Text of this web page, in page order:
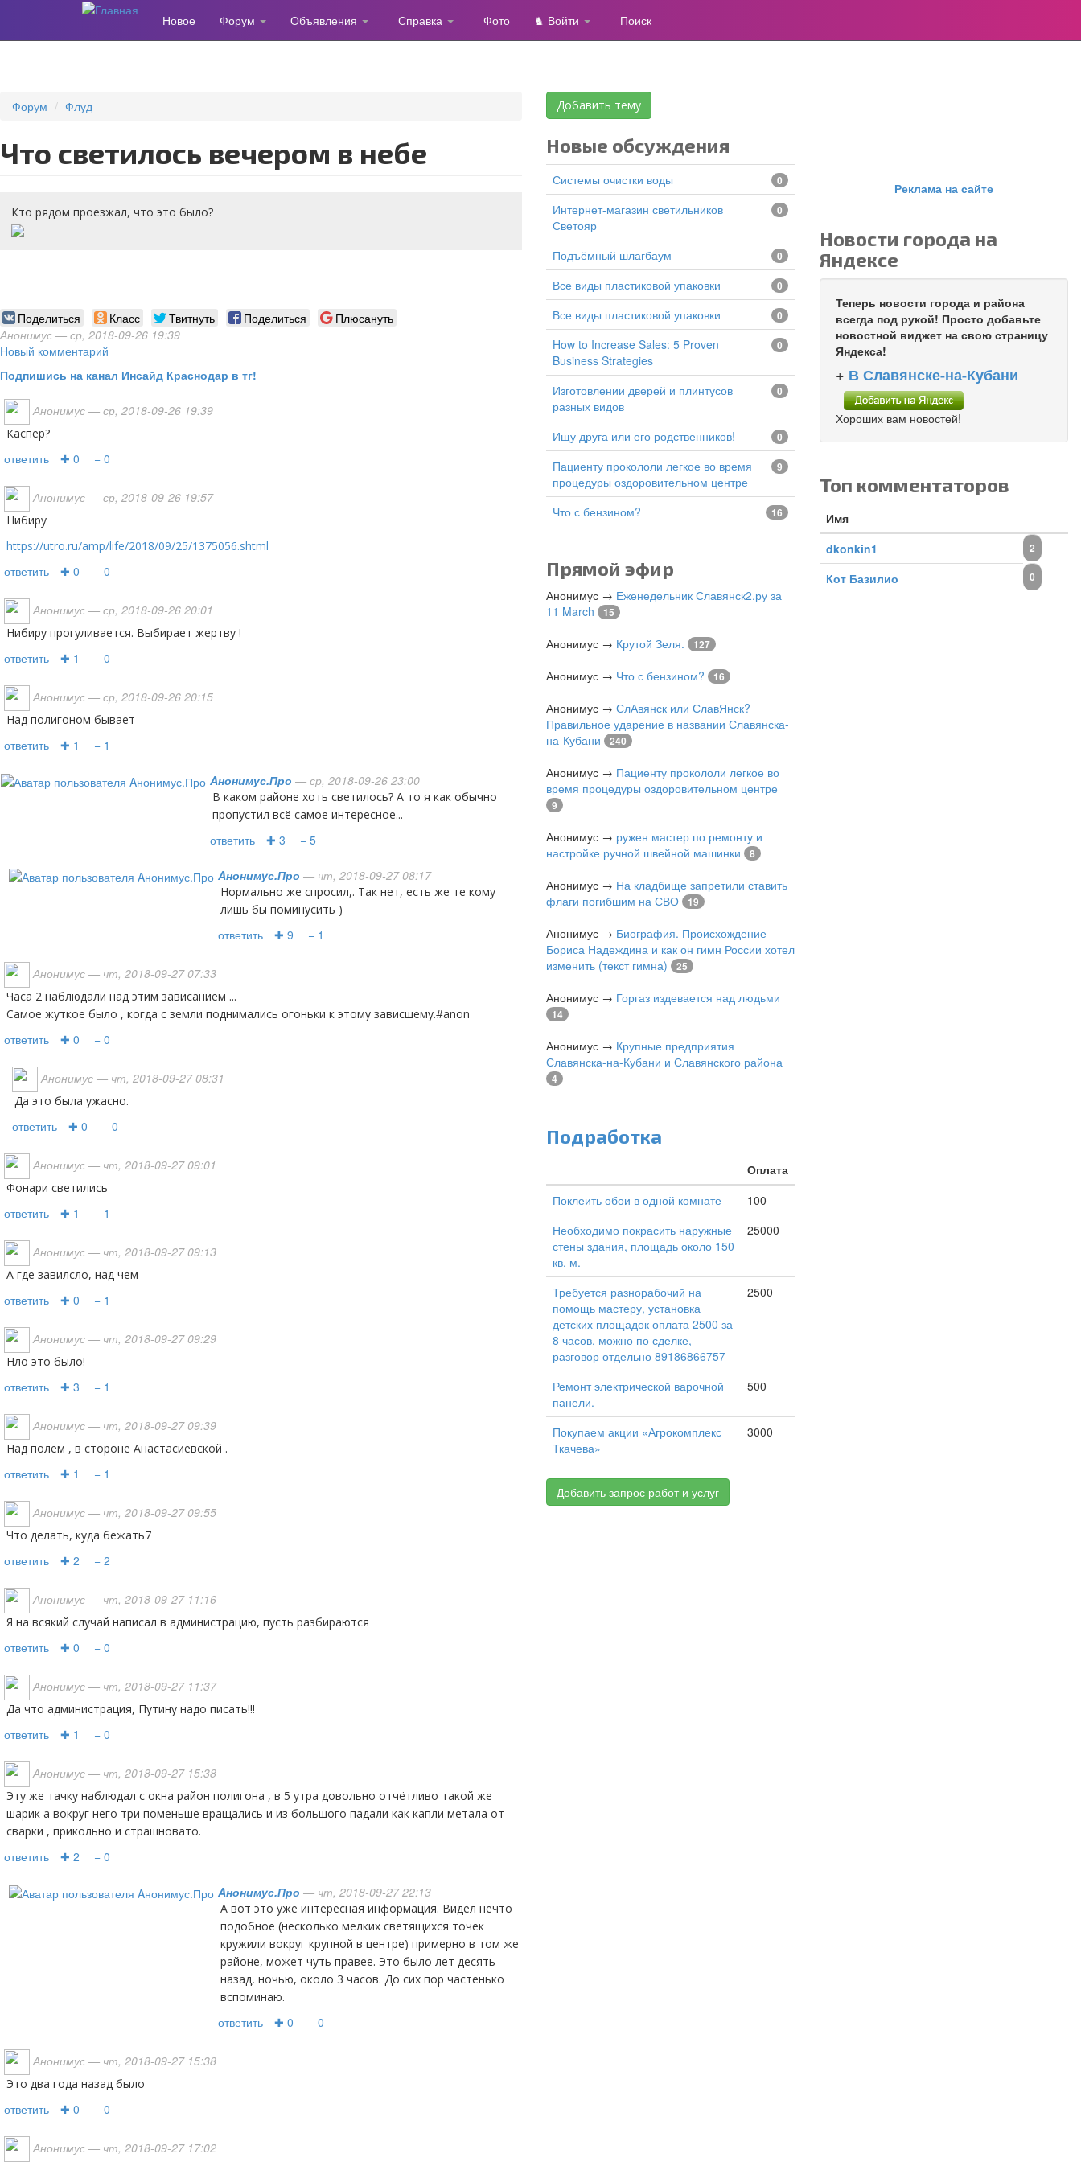
Новое Форум Объявления Справка Фото ♞ Войти Поиск
Форум Флуд
Что светилось вечером в небе
Кто рядом проезжал, что это было?
Поделиться Класс Твитнуть Поделиться
Плюсануть
Анонимус — ср, 2018-09-26 19:39
Новый комментарий
Подпишись на канал Инсайд Краснодар в тг!
Анонимус — ср, 2018-09-26 19:39
Каспер?
ответить ✚ 0 − 0
Анонимус — ср, 2018-09-26 19:57
Нибиру
https://utro.ru/amp/life/2018/09/25/1375056.shtml
ответить ✚ 0 − 0
Анонимус — ср, 2018-09-26 20:01
Нибиру прогуливается. Выбирает жертву !
ответить ✚ 1 − 0
Анонимус — ср, 2018-09-26 20:15
над полигоном бывает
ответить ✚ 1 − 1
Aнонимус.Про — ср, 2018-09-26 23:00
В каком районе хоть светилось? А то я как обычно
пропустил всё самое интересное...
ответить ✚ 3 − 5
Aнонимус.Про — чт, 2018-09-27 08:17
Нормально же спросил,. Так нет, есть же те кому
лишь бы поминусить )
ответить ✚ 9 − 1
Анонимус — чт, 2018-09-27 07:33
Часа 2 наблюдали над этим зависанием ...
Самое жуткое было , когда с земли поднимались огоньки к этому зависшему.#anon
ответить ✚ 0 − 0
Анонимус — чт, 2018-09-27 08:31
да это была ужасно.
ответить ✚ 0 − 0
Анонимус — чт, 2018-09-27 09:01
Фонари светились
ответить ✚ 1 − 1
Анонимус — чт, 2018-09-27 09:13
А где завилсло, над чем
ответить ✚ 0 − 1
Анонимус — чт, 2018-09-27 09:29
нло это было!
ответить ✚ 3 − 1
Анонимус — чт, 2018-09-27 09:39
Над полем , в стороне Анастасиевской .
ответить ✚ 1 − 1
Анонимус — чт, 2018-09-27 09:55
Что делать, куда бежать7
ответить ✚ 2 − 2
Анонимус — чт, 2018-09-27 11:16
Я на всякий случай написал в администрацию, пусть разбираются
ответить ✚ 0 − 0
Анонимус — чт, 2018-09-27 11:37
Да что администрация, Путину надо писать!!!
ответить ✚ 1 − 0
Анонимус — чт, 2018-09-27 15:38
Эту же тачку наблюдал с окна район полигона , в 5 утра довольно отчётливо такой же
шарик а вокруг него три поменьше вращались и из большого падали как капли метала от
сварки , прикольно и страшновато.
ответить ✚ 2 − 0
Aнонимус.Про — чт, 2018-09-27 22:13
А вот это уже интересная информация. Видел нечто
подобное (несколько мелких светящихся точек
кружили вокруг крупной в центре) примерно в том же
районе, может чуть правее. Это было лет десять
назад, ночью, около 3 часов. До сих пор частенько
вспоминаю.
ответить ✚ 0 − 0
Анонимус — чт, 2018-09-27 15:38
Это два года назад было
ответить ✚ 0 − 0
Анонимус — чт, 2018-09-27 17:02
Добавить тему
Новые обсуждения
Системы очистки воды 0
Интернет-магазин светильников
Светояр
0
подъёмный шлагбаум 0
все виды пластиковой упаковки 0
все виды пластиковой упаковки 0
How to Increase Sales: 5 Proven
Business Strategies
0
изготовлении дверей и плинтусов
разных видов
0
Ищу друга или его родственников! 0
Пациенту прокололи легкое во время
процедуры оздоровительном центре
9
Что с бензином? 16
Прямой эфир
Анонимус → Еженедельник Славянск2.ру за
11 March
15
Анонимус → Крутой Зеля. 127
Анонимус → Что с бензином? 16
Анонимус → СлАвянск или СлавЯнск?
Правильное ударение в названии Славянска-
на-Кубани
240
Анонимус → Пациенту прокололи легкое во
время процедуры оздоровительном центре
9
Анонимус → ружен мастер по ремонту и
настройке ручной швейной машинки
8
Анонимус → На кладбище запретили ставить
флаги погибшим на СВО
19
Анонимус → Биография. Происхождение
Бориса Надеждина и как он гимн России хотел
изменить (текст гимна)
25
Анонимус → Горгаз издевается над людьми
14
Анонимус → Крупные предприятия
Славянска-на-Кубани и Славянского района
4
Подработка
Оплата
Поклеить обои в одной комнате
100
Необходимо покрасить наружные
стены здания, площадь около 150
кв. м.
25000
Требуется разнорабочий на
помощь мастеру, установка
детских площадок оплата 2500 за
8 часов, можно по сделке,
разговор отдельно 89186866757
2500
Ремонт электрической варочной
панели.
500
Покупаем акции «Агрокомплекс
Ткачева»
3000
Добавить запрос работ и услуг
Реклама на сайте
Новости города на
Яндексе
Теперь новости города и района
всегда под рукой! Просто добавьте
новостной виджет на свою страницу
Яндекса!
+ В Славянске-на-Кубани
Хороших вам новостей!
Топ комментаторов
Имя
dkonkin1
2
Кот Базилио 0